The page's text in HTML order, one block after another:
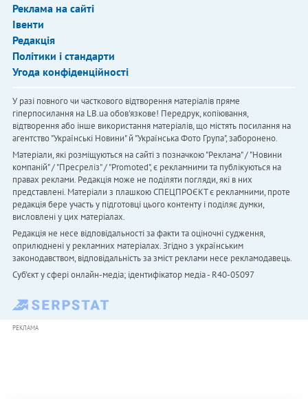
Реклама на сайті
Івенти
Редакція
Політики і стандарти
Угода конфіденційності
У разі повного чи часткового відтворення матеріалів пряме
гіперпосилання на LB.ua обов'язкове! Передрук, копіювання,
відтворення або інше використання матеріалів, що містять посилання на
агентство "Українськi Новини" й "Українська Фото Група", заборонено.
Матеріали, які розміщуються на сайті з позначкою "Реклама" / "Новини
компаній" / "Пресреліз" / "Promoted", є рекламними та публікуються на
правах реклами. Редакція може не поділяти погляди, які в них
представлені. Матеріали з плашкою СПЕЦПРОЄКТ є рекламними, проте
редакція бере участь у підготовці цього контенту і поділяє думки,
висловлені у цих матеріалах.
Редакція не несе відповідальності за факти та оціночні судження,
оприлюднені у рекламних матеріалах. Згідно з українським
законодавством, відповідальність за зміст реклами несе рекламодавець.
Cуб'єкт у сфері онлайн-медіа; ідентифікатор медіа - R40-05097
РЕКЛАМА